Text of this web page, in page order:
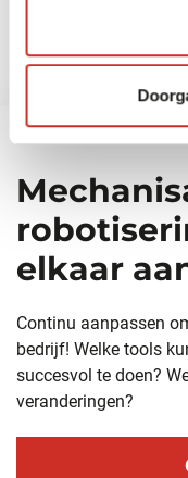
elkaar
Continu aanpassen
bedrijf! Welke tools
succesvol te doen?
veranderingen?